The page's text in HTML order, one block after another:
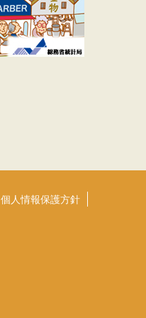
個人情報保護方針